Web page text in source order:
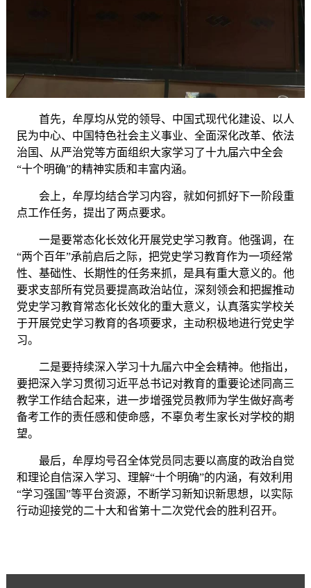
首先，牟厚均从党的领导、中国式现代化建设、以人
民为中心、中国特色社会主义事业、全面深化改革、依法
治国、从严治党等方面组织大家学习了十九届六中全会
“十个明确”的精神实质和丰富内涵。
会上，牟厚均结合学习内容，就如何抓好下一阶段重
点工作任务，提出了两点要求。
一是要常态化长效化开展党史学习教育。他强调，在
“两个百年”承前启后之际，把党史学习教育作为一项经常
性、基础性、长期性的任务来抓，是具有重大意义的。他
要求支部所有党员要提高政治站位，深刻领会和把握推动
党史学习教育常态化长效化的重大意义，认真落实学校关
于开展党史学习教育的各项要求，主动积极地进行党史学
习。
二是要持续深入学习十九届六中全会精神。他指出，
要把深入学习贯彻习近平总书记对教育的重要论述同高三
教学工作结合起来，进一步增强党员教师为学生做好高考
备考工作的责任感和使命感，不辜负考生家长对学校的期
望。
最后，牟厚均号召全体党员同志要以高度的政治自觉
和理论自信深入学习、理解“十个明确”的内涵，有效利用
“学习强国”等平台资源，不断学习新知识新思想，以实际
行动迎接党的二十大和省第十二次党代会的胜利召开。